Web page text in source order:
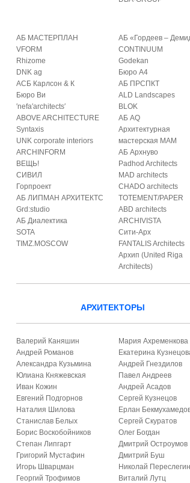
АБ МАСТЕРПЛАН
VFORM
Rhizome
DNK ag
АСБ Карлсон & К
Бюро Ви
′nefa′architects′
ABOVE ARCHITECTURE
Syntaxis
UNK corporate interiors
ARCHINFORM
ВЕЩЬ!
СИВИЛ
Горпроект
АБ ЛИПМАН АРХИТЕКТС
Grd:studio
АБ Диалектика
SOTA
TIMZ.MOSCOW
АБ «Гордеев –
CONTINUUM
Godekan
Бюро А4
АБ ПРСПКТ
ALD Landscapes
BLOK
АБ AQ
Архитектурная
мастерская МАМ
АБ Архнуво
Padhod Architects
MAD architects
CHADO architects
TOTEMENT/PAPER
ABD architects
ARCHIVISTA
Сити-Арх
FANTALIS Architects
Архип (United Riga
Architects)
АРХИТЕКТОРЫ
Валерий Каняшин
Андрей Романов
Александра Кузьмина
Юлиана Княжевская
Иван Кожин
Евгений Подгорнов
Наталия Шилова
Станислав Белых
Борис Воскобойников
Степан Липгарт
Григорий Мустафин
Игорь Шварцман
Георгий Трофимов
Мария Ахременкова
Екатерина
Андрей Гнездилов
Павел Андреев
Андрей Асадов
Сергей Кузнецов
Ерлан
Сергей Скуратов
Олег Богдан
Дмитрий Остроумов
Дмитрий Буш
Николай
Виталий Лутц